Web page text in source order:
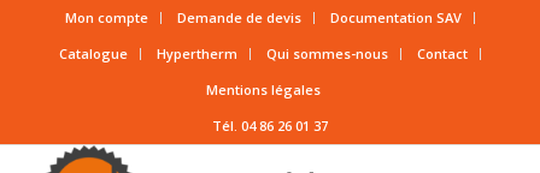
Mon compte Demande de devis
Documentation SAV
Catalogue
Hypertherm Qui sommes-nous
Contact
Mentions légales
Tél. 04 86 26 01 37